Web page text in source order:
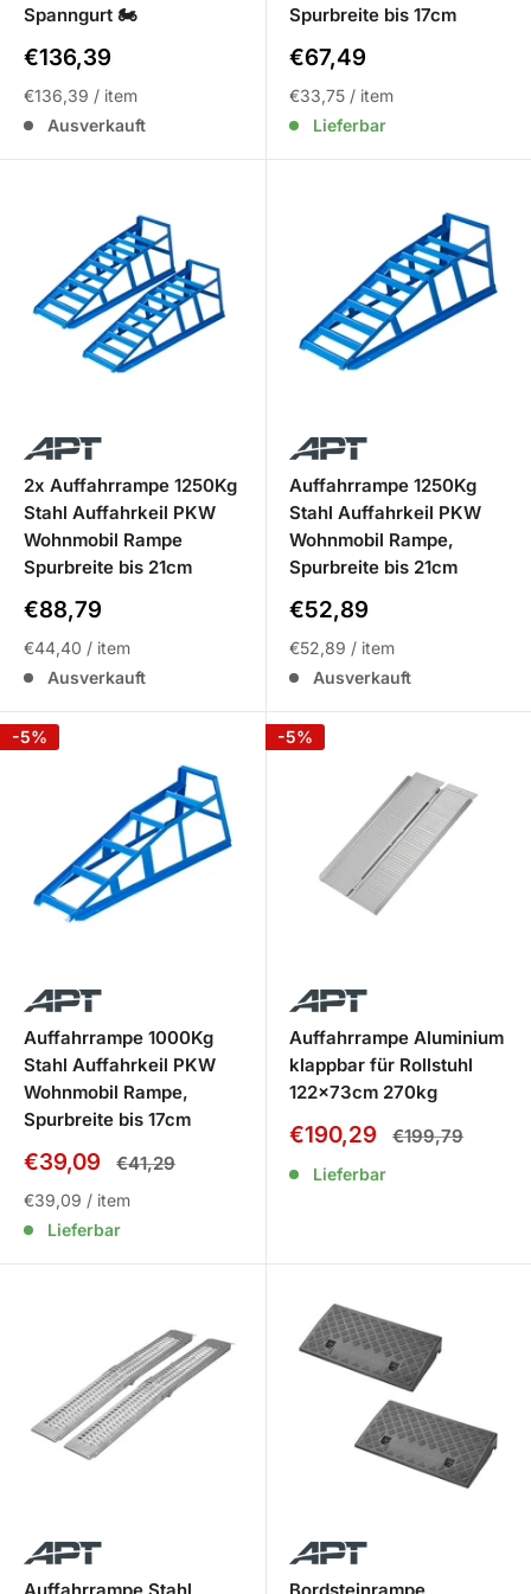
Spanngurt 🏍️
Sale
€136,39
€136,39 / item
Ausverkauft
Spurbreite bis 17cm
Sale
Preis
€67,49
€33,75 / item
Lieferbar
2x Auffahrrampe 1250Kg
Stahl Auffahrkeil PKW
Wohnmobil Rampe
Spurbreite bis 21cm
Sale
Preis
€88,79
€44,40 / item
Ausverkauft
Auffahrrampe 1250Kg
Stahl Auffahrkeil PKW
Wohnmobil Rampe,
Spurbreite bis 21cm
Sale
Preis
€52,89
€52,89 / item
Ausverkauft
-5%
Auffahrrampe 1000Kg
Stahl Auffahrkeil PKW
Wohnmobil Rampe,
Spurbreite bis 17cm
Sale
Preis
€39,09 Normalpreis
€41,29
€39,09 / item
Lieferbar
-5%
Auffahrrampe Aluminium
klappbar für Rollstuhl
122x73cm 270kg
Sale
€190,29 Normalpreis
€199,79
Lieferbar